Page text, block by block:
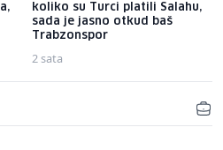
koliko su Turci platili Salahu,
sada je jasno otkud baš
Trabzonspor
2 sata